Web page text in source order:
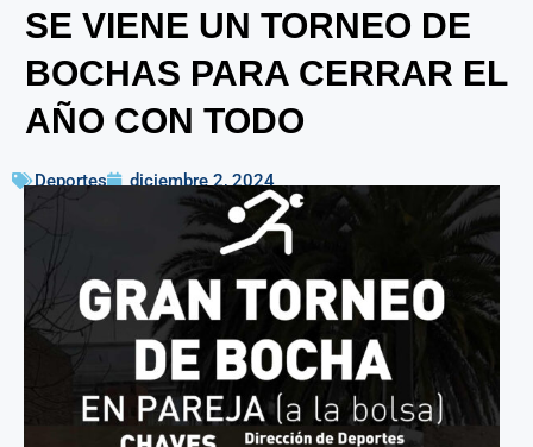
SE VIENE UN TORNEO DE
BOCHAS PARA CERRAR EL
AÑO CON TODO
Deportes diciembre 2, 2024